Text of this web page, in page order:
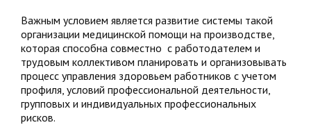
Важным условием является развитие системы такой
организации медицинской помощи на производстве,
которая способна совместно с работодателем и
трудовым коллективом планировать и организовывать
процесс управления здоровьем работников с учетом
профиля, условий профессиональной деятельности,
групповых и индивидуальных профессиональных
рисков.